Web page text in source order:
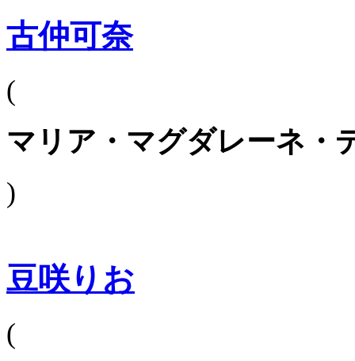
古仲可奈
(
マリア・マグダレーネ・
)
豆咲りお
(